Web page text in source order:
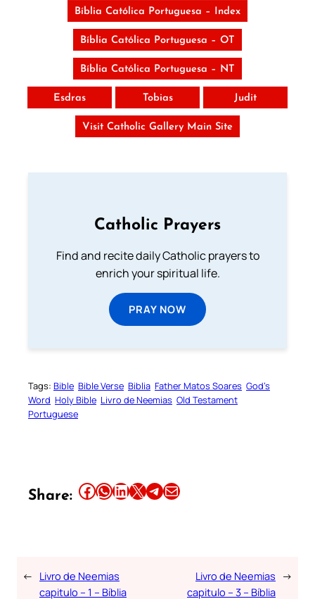
Bíblia Católica Portuguesa – Index
Bíblia Católica Portuguesa – OT
Bíblia Católica Portuguesa – NT
Esdras Tobias Judit
Visit Catholic Gallery Main Site
Catholic Prayers
Find and recite daily Catholic prayers to
enrich your spiritual life.
PRAY NOW
Tags: Bible Bible Verse Biblia Father Matos Soares God’s
Word Holy Bible Livro de Neemias Old Testament
Portuguese
Share: Share this article on Facebook Share this article on WhatsApp Share this article on LinkedIn Share this article on X Share this article on TelegramEmail this Article
← Livro de Neemias
capitulo – 1 – Bíblia
Livro de Neemias
capitulo – 3 – Bíblia
→